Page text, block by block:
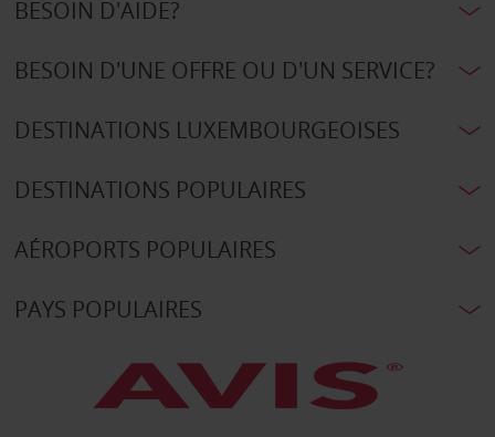
BESOIN D'AIDE?
BESOIN D'UNE OFFRE OU D'UN SERVICE?
DESTINATIONS LUXEMBOURGEOISES
DESTINATIONS POPULAIRES
AÉROPORTS POPULAIRES
PAYS POPULAIRES